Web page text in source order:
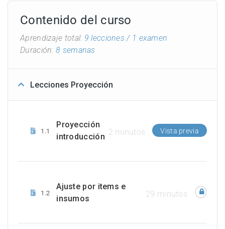
Contenido del curso
Aprendizaje total: 9 lecciones / 1 examen
Duración: 8 semanas
Lecciones Proyección
1.1
Proyección
introducción 2 minutos Vista previa
1.2
Ajuste por items e
insumos
29 minutos